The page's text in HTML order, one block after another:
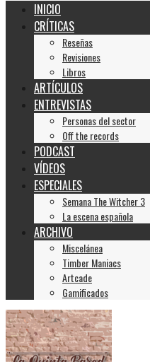
INICIO
CRÍTICAS
Reseñas
Revisiones
Libros
ARTÍCULOS
ENTREVISTAS
Personas del sector
Off the records
PODCAST
VÍDEOS
ESPECIALES
Semana The Witcher 3
La escena española
ARCHIVO
Miscelánea
Timber Maniacs
Artcade
Gamificados